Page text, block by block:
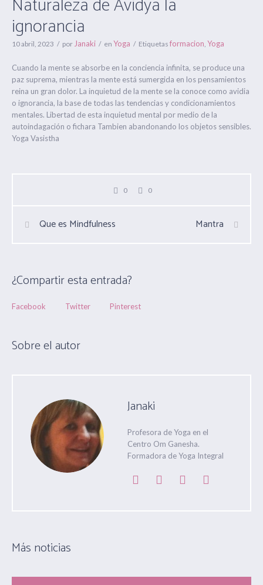
ignorancia
10 abril, 2023 por Janaki en Yoga Etiquetas formacion, Yoga
Cuando la mente se absorbe en la conciencia infinita, se produce una
paz suprema, mientras la mente está sumergida en los pensamientos
reina un gran dolor. La inquietud de la mente se la conoce como avidia
o ignorancia, la base de todas las tendencias y condicionamientos
mentales. Libertad de esta inquietud mental por medio de la
autoindagación o fichara Tambien abandonando los objetos sensibles.
Yoga Vasistha
0 0
Que es Mindfulness Mantra
¿Compartir esta entrada?
Facebook Twitter Pinterest
Sobre el autor
Janaki
Profesora de Yoga en el
Centro Om Ganesha.
Formadora de Yoga Integral
Más noticias